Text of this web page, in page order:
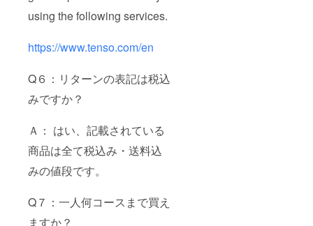
using the following services.
https://www.tenso.com/en
Q６：リターンの表記は税込
みですか？
Ａ： はい、記載されている
商品は全て税込み・送料込
みの値段です。
Q７：一人何コースまで買え
ますか？